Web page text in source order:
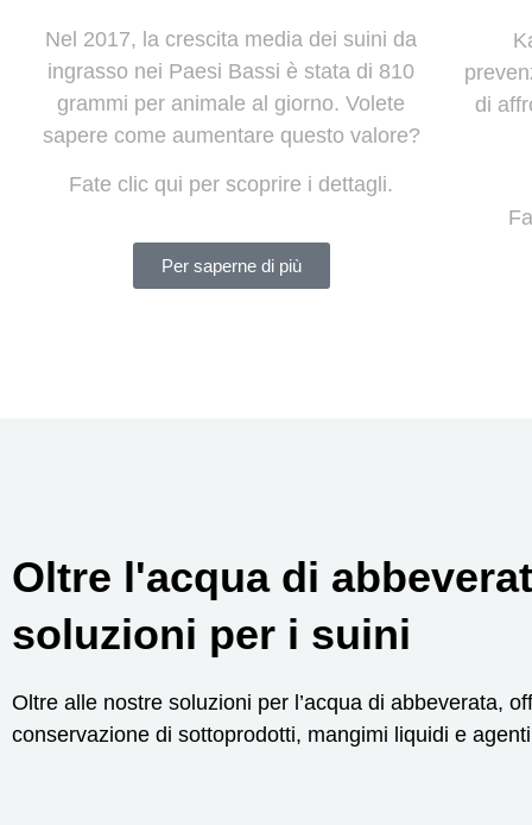
Nel 2017, la crescita media dei suini da
ingrasso nei Paesi Bassi è stata di 810
grammi per animale al giorno. Volete
sapere come aumentare questo valore?
Fate clic qui per scoprire i dettagli.
Per saperne di più
di
Oltre l'acqua di
soluzioni per i suini
Oltre alle nostre soluzioni per l’acqua di abbeverata,
conservazione di sottoprodotti, mangimi liquidi e